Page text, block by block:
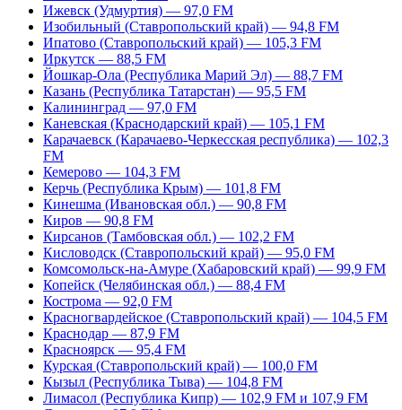
Ижевск (Удмуртия) — 97,0 FM
Изобильный (Ставропольский край) — 94,8 FM
Ипатово (Ставропольский край) — 105,3 FM
Иркутск — 88,5 FM
Йошкар-Ола (Республика Марий Эл) — 88,7 FM
Казань (Республика Татарстан) — 95,5 FM
Калининград — 97,0 FM
Каневская (Краснодарский край) — 105,1 FM
Карачаевск (Карачаево-Черкесская республика) — 102,3
FM
Кемерово — 104,3 FM
Керчь (Республика Крым) — 101,8 FM
Кинешма (Ивановская обл.) — 90,8 FM
Киров — 90,8 FM
Кирсанов (Тамбовская обл.) — 102,2 FM
Кисловодск (Ставропольский край) — 95,0 FM
Комсомольск-на-Амуре (Хабаровский край) — 99,9 FM
Копейск (Челябинская обл.) — 88,4 FM
Кострома — 92,0 FM
Красногвардейское (Ставропольский край) — 104,5 FM
Краснодар — 87,9 FM
Красноярск — 95,4 FM
Курская (Ставропольский край) — 100,0 FM
Кызыл (Республика Тыва) — 104,8 FM
Лимасол (Республика Кипр) — 102,9 FM и 107,9 FM